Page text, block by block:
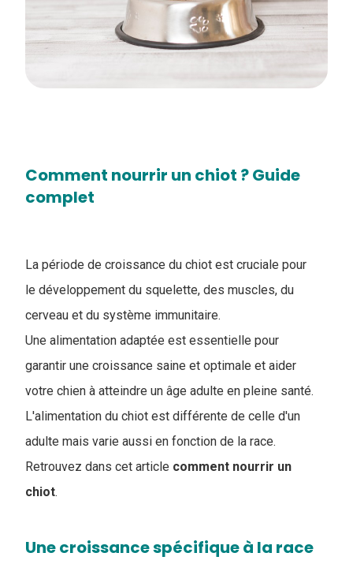
Comment nourrir un chiot ? Guide
complet
La période de croissance du chiot est cruciale pour
le développement du squelette, des muscles, du
cerveau et du système immunitaire.
Une alimentation adaptée est essentielle pour
garantir une croissance saine et optimale et aider
votre chien à atteindre un âge adulte en pleine santé.
L'alimentation du chiot est différente de celle d'un
adulte mais varie aussi en fonction de la race.
Retrouvez dans cet article comment nourrir un
chiot.
Une croissance spécifique à la race